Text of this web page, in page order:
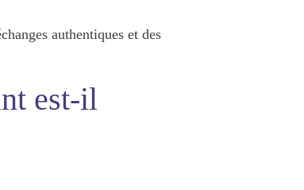
authentiques et des
est-il